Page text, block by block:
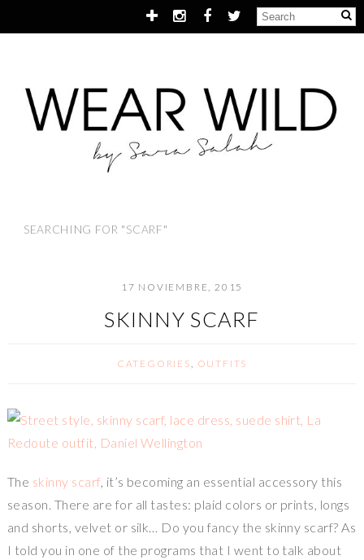
SEARCHING FOR "SCARF"
17 NOVIEMBRE, 2015
SKINNY SCARF
CATEGORIES OUTFITS
The skinny scarf, it’s becoming an essential accessory this
season. There are for all tastes: plaid colors or prints, longs
and shorts, velvet or silk… Do you fancy the skinny scarf? As
I told you in one of the programs that I went to talk about